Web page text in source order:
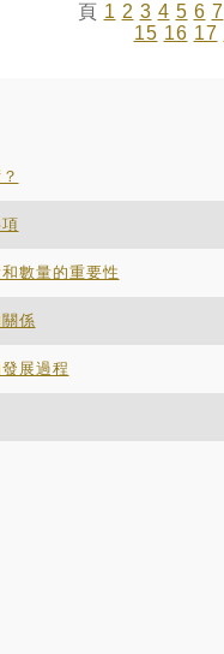
頁 1 2 3 4 5 6 7
15 16 17
數量的重要性
係
展過程